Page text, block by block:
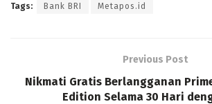
Tags: Bank BRI Metapos.id
Previous Post
Nikmati Gratis Berlangganan
Edition Selama 30 Hari